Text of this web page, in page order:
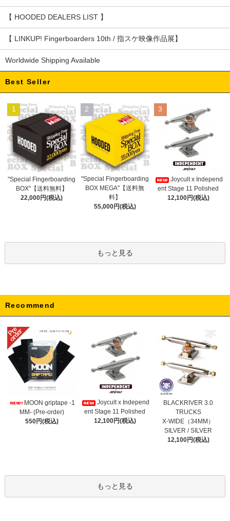
【 HOODED DEALERS LIST 】
【 LINKUP! Fingerboarders 10th / 指スケ映像作品展】
Worldwide Shipping Available
Best Seller
1
"Special Fingerboarding
BOX"【送料無料】
22,000円(税込)
2
"Special Fingerboarding
BOX MEGA"【送料無
料】
55,000円(税込)
3
Joycult x Independ
ent Stage 11 Polished
12,100円(税込)
もっと見る
Recommend
MOON griptape -1
MM- (Pre-order)
550円(税込)
Joycult x Independ
ent Stage 11 Polished
12,100円(税込)
BLACKRIVER 3.0
TRUCKS
X-WIDE（34MM）
SILVER / SILVER
12,100円(税込)
もっと見る